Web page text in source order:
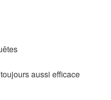
aussi efficace